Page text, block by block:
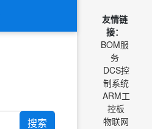
搜索
友情链
接：
BOM服
务
DCS控
制系统
ARM工
控板
物联网